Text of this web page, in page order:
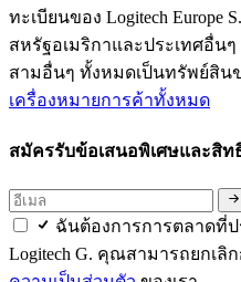
ทะเบียนของ Logitech
สหรัฐอเมริกาและประเทศอื่น
สามอื่นๆ ทั้งหมดเป็นทรัพย์สิน
เครื่องหมายการค้าทั้งหมด
สมัครรับข้อเสนอพิเศษและสิ
ฉันต้องการการตลาดที่ป
Logitech G. คุณสามารถยกเลิ